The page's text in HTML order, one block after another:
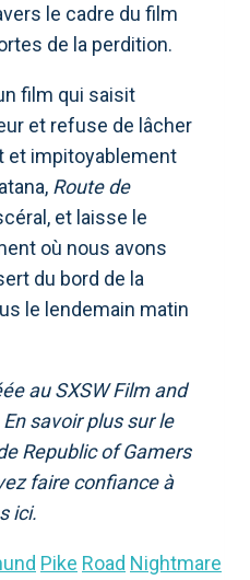
le cadre du film
de la perdition.
film qui saisit
et refuse de lâcher
et impitoyablement
Route de
et laisse le
où nous avons
du bord de la
le lendemain matin
au SXSW Film and
En savoir plus sur le
Republic of Gamers
faire confiance à
ici.
Pike Road Nightmare